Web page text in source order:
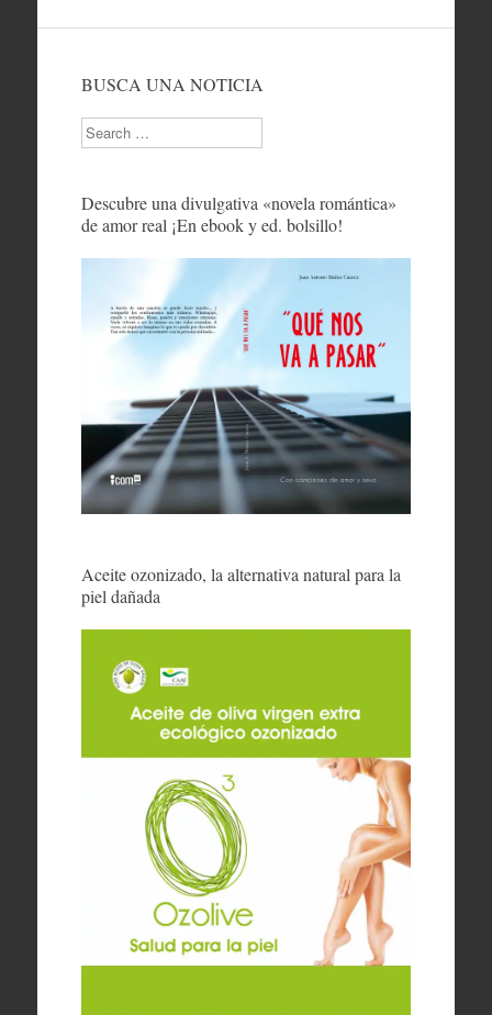
BUSCA UNA NOTICIA
Search
Descubre una divulgativa «novela romántica»
de amor real ¡En ebook y ed. bolsillo!
Aceite ozonizado, la alternativa natural para la
piel dañada